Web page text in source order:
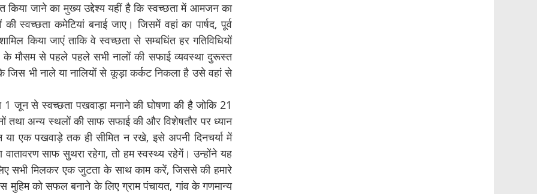
किया जाने का मुख्य उद्देश्य यहीं है कि स्वच्छता में आमजन का
स्वच्छता कमेटियां बनाई जाए। जिसमें वहां का पार्षद, पूर्व
किया जाएं ताकि वे स्वच्छता से सम्बधिंत हर गतिविधियों
के मौसम से पहले पहले सभी नालों की सफाई व्यवस्था दुरूस्त
जिस भी नाले या नालियों से कूड़ा कर्कट निकला है उसे वहां से
1 जून से स्वच्छता पखवाड़ा मनाने की घोषणा की है जोकि 21
तथा अन्य स्थलों की साफ सफाई की और विशेषतौर पर ध्यान
या एक पखवाड़े तक ही सीमित न रखे, इसे अपनी दिनचर्या में
साफ सुथरा रहेगा, तो हम स्वस्थ्य रहेगें। उन्होंने यह
सभी मिलकर एक जुटता के साथ काम करें, जिससे की हमारे
को सफल बनाने के लिए ग्राम पंचायत, गांव के गणमान्य